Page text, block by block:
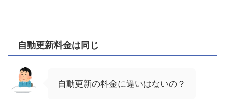
自動更新料金は同じ
自動更新の料金に違いはないの？